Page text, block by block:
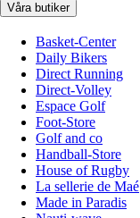
Våra butiker
Basket-Center
Daily Bikers
Direct Running
Direct-Volley
Espace Golf
Foot-Store
Golf and co
Handball-Store
House of Rugby
La sellerie de Maé
Made in Paradis